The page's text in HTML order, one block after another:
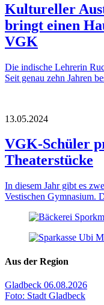
Kultureller
bringt einen
VGK
Die indische Lehrerin
Seit genau zehn Jahren
13.05.2024
VGK-Schüler
Theaterstücke
In diesem Jahr gibt es
Vestischen Gymnasium.
Aus der Region
Gladbeck 06.08.2026
Foto: Stadt Gladbeck